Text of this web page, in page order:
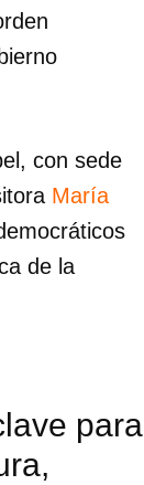
con sede
María
de la
para